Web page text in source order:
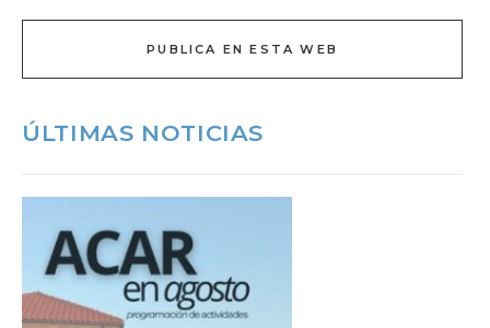
PUBLICA EN ESTA WEB
ÚLTIMAS NOTICIAS